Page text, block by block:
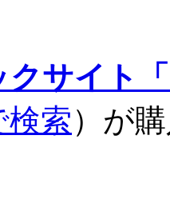
クサイト
索）が